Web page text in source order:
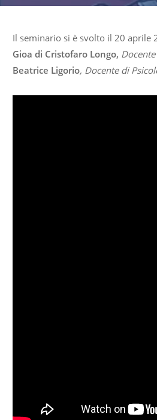
Il seminario si è svolto il 20 aprile
Gioa di Cristofaro Longo,
Beatrice Ligorio, Docente di